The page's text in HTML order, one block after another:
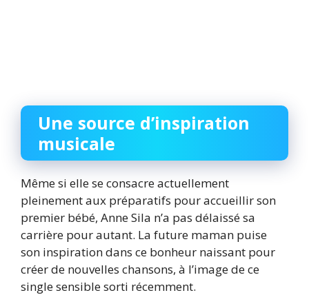
Une source d’inspiration
musicale
Même si elle se consacre actuellement
pleinement aux préparatifs pour accueillir son
premier bébé, Anne Sila n’a pas délaissé sa
carrière pour autant. La future maman puise
son inspiration dans ce bonheur naissant pour
créer de nouvelles chansons, à l’image de ce
single sensible sorti récemment.